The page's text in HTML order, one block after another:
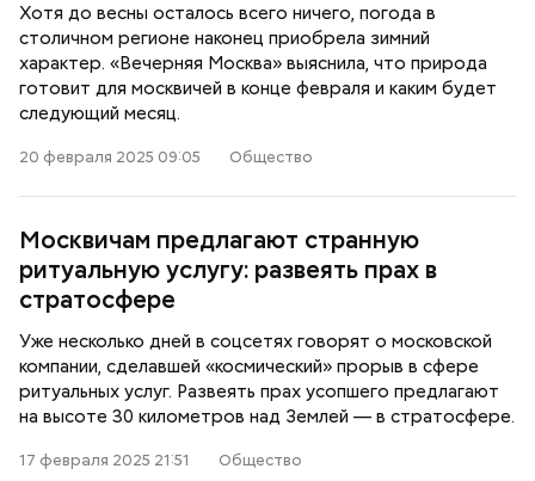
Хотя до весны осталось всего ничего, погода в
столичном регионе наконец приобрела зимний
характер. «Вечерняя Москва» выяснила, что природа
готовит для москвичей в конце февраля и каким будет
следующий месяц.
20 февраля 2025 09:05 Общество
Москвичам предлагают странную
ритуальную услугу: развеять прах в
стратосфере
Уже несколько дней в соцсетях говорят о московской
компании, сделавшей «космический» прорыв в сфере
ритуальных услуг. Развеять прах усопшего предлагают
на высоте 30 километров над Землей — в стратосфере.
17 февраля 2025 21:51 Общество